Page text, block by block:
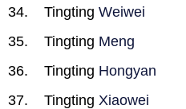
Tingting Weiwei
Tingting Meng
Tingting Hongyan
Tingting Xiaowei